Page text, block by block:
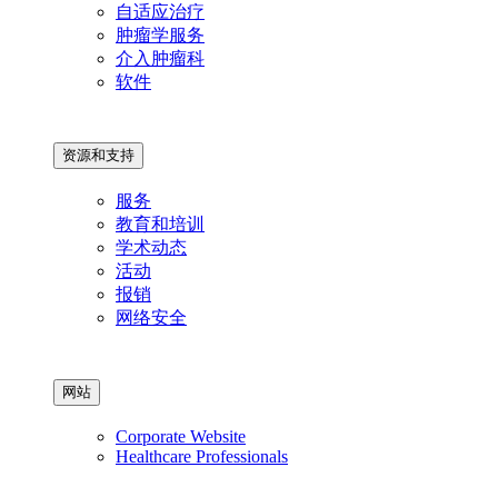
自适应治疗
肿瘤学服务
介入肿瘤科
软件
资源和支持
服务
教育和培训
学术动态
活动
报销
网络安全
网站
Corporate Website
Healthcare Professionals